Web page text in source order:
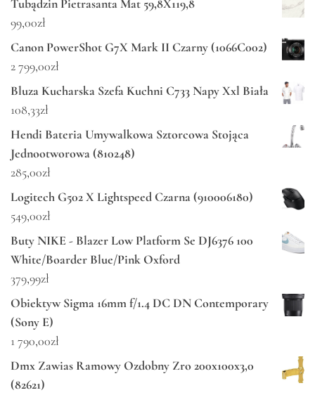
Tubądzin Pietrasanta Mat 59,8X119,8
99,00zł
Canon PowerShot G7X Mark II Czarny (1066C002)
2 799,00zł
Bluza Kucharska Szefa Kuchni C733 Napy Xxl Biała
108,33zł
Hendi Bateria Umywalkowa Sztorcowa Stojąca
Jednootworowa (810248)
285,00zł
Logitech G502 X Lightspeed Czarna (910006180)
549,00zł
Buty NIKE - Blazer Low Platform Se DJ6376 100
White/Boarder Blue/Pink Oxford
379,99zł
Obiektyw Sigma 16mm f/1.4 DC DN Contemporary
(Sony E)
1 790,00zł
Dmx Zawias Ramowy Ozdobny Zro 200x100x3,0
(82621)